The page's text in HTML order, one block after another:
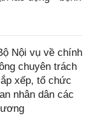
Nội vụ về chính
chuyên trách
xếp, tổ chức
nhân dân các